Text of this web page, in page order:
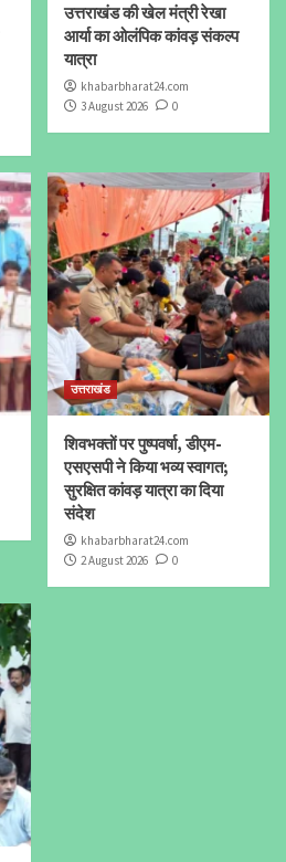
उत्तराखंड की खेल मंत्री रेखा
आर्या का ओलंपिक कांवड़ संकल्प
यात्रा
khabarbharat24.com
3 August 2026
0
उत्तराखंड
शिवभक्तों पर पुष्पवर्षा, डीएम-
एसएसपी ने किया भव्य स्वागत;
सुरक्षित कांवड़ यात्रा का दिया
संदेश
khabarbharat24.com
2 August 2026
0